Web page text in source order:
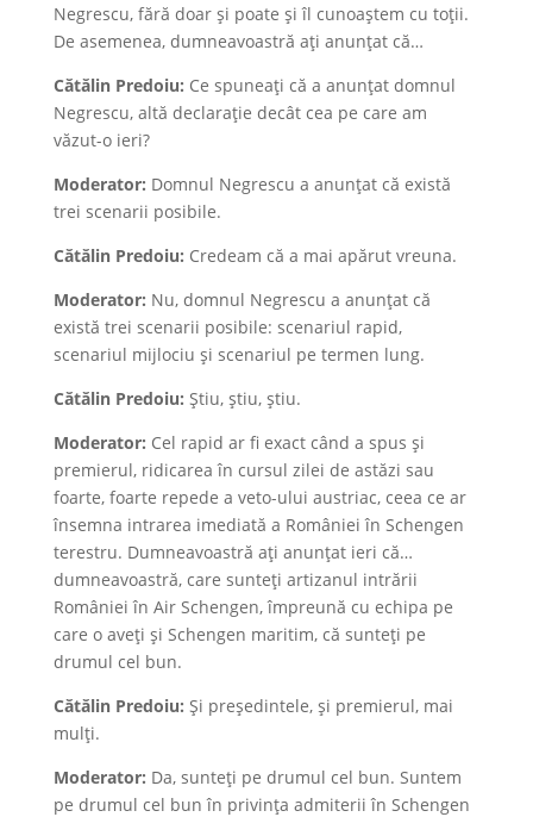
Negrescu, fără doar și poate și îl cunoaștem cu toții.
De asemenea, dumneavoastră ați anunțat că…
Cătălin Predoiu: Ce spuneați că a anunțat domnul
Negrescu, altă declarație decât cea pe care am
văzut-o ieri?
Moderator: Domnul Negrescu a anunțat că există
trei scenarii posibile.
Cătălin Predoiu: Credeam că a mai apărut vreuna.
Moderator: Nu, domnul Negrescu a anunțat că
există trei scenarii posibile: scenariul rapid,
scenariul mijlociu și scenariul pe termen lung.
Cătălin Predoiu: Știu, știu, știu.
Moderator: Cel rapid ar fi exact când a spus și
premierul, ridicarea în cursul zilei de astăzi sau
foarte, foarte repede a veto-ului austriac, ceea ce ar
însemna intrarea imediată a României în Schengen
terestru. Dumneavoastră ați anunțat ieri că…
dumneavoastră, care sunteți artizanul intrării
României în Air Schengen, împreună cu echipa pe
care o aveți și Schengen maritim, că sunteți pe
drumul cel bun.
Cătălin Predoiu: Și președintele, și premierul, mai
mulți.
Moderator: Da, sunteți pe drumul cel bun. Suntem
pe drumul cel bun în privința admiterii în Schengen